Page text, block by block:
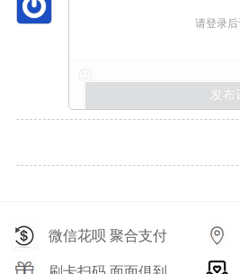
请登录后
微信花呗 聚合支付